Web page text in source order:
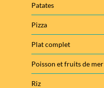
Patates
Pizza
Plat complet
Poisson et fruits de mer
Riz